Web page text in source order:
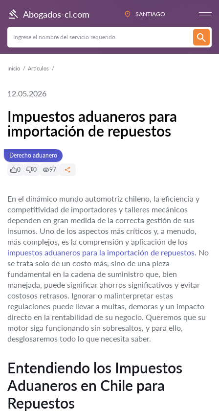
Abogados-cl.com SANTIAGO
Inicio Artículos
12.05.2026
Impuestos aduaneros para
importación de repuestos
Derecho aduanero
0
0 97
En el dinámico mundo automotriz chileno, la eficiencia y
competitividad de importadores y talleres mecánicos
dependen en gran medida de la correcta gestión de sus
insumos. Uno de los aspectos más críticos y, a menudo,
más complejos, es la comprensión y aplicación de los
impuestos aduaneros para la importación de repuestos. No
se trata solo de un costo más, sino de una pieza
fundamental en la cadena de suministro que, bien
manejada, puede significar ahorros significativos y evitar
costosos retrasos. Ignorar o malinterpretar estas
regulaciones puede llevar a multas, demoras y un impacto
directo en la rentabilidad de su negocio. Queremos que su
motor siga funcionando sin sobresaltos, y para ello,
desglosaremos todo lo que necesita saber.
Entendiendo los Impuestos
Aduaneros en Chile para
Repuestos